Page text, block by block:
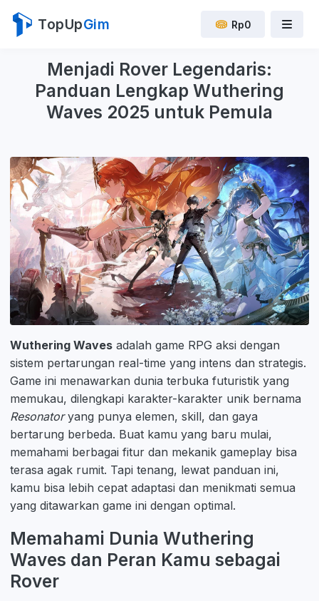
TopUpGim Rp0
Menjadi Rover Legendaris:
Panduan Lengkap Wuthering
Waves 2025 untuk Pemula
Wuthering Waves adalah game RPG aksi dengan
sistem pertarungan real-time yang intens dan strategis.
Game ini menawarkan dunia terbuka futuristik yang
memukau, dilengkapi karakter-karakter unik bernama
Resonatoryang punya elemen, skill, dan gaya
bertarung berbeda. Buat kamu yang baru mulai,
memahami berbagai fitur dan mekanik gameplay bisa
terasa agak rumit. Tapi tenang, lewat panduan ini,
kamu bisa lebih cepat adaptasi dan menikmati semua
yang ditawarkan game ini dengan optimal.
Memahami Dunia Wuthering
Waves dan Peran Kamu sebagai
Rover